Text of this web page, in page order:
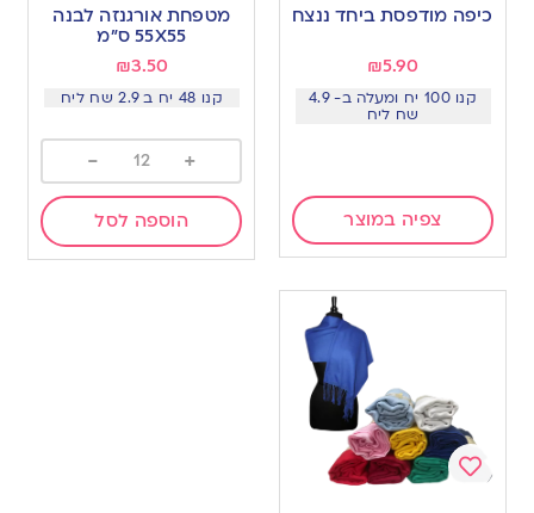
to
כיפה מודפסת ביחד ננצח
₪5.90
קנו 100 יח ומעלה ב- 4.9
שח ליח
צפיה במוצר
to
wishlist
מטפחת אורגנזה לבנה
55X55 ס”מ
₪3.50
קנו 48 יח ב 2.9 שח ליח
+
-
הוספה לסל